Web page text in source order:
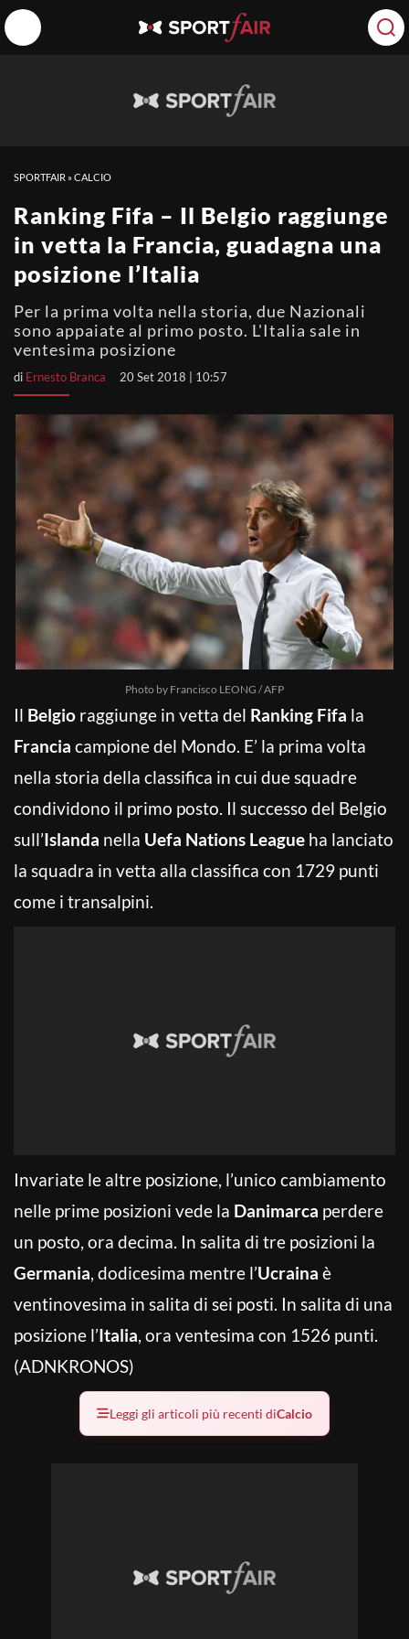
SPORTFAIR »CALCIO
Ranking Fifa – Il Belgio raggiunge
in vetta la Francia, guadagna una
posizione l’Italia
Per la prima volta nella storia, due Nazionali
sono appaiate al primo posto. L'Italia sale in
ventesima posizione
di Ernesto Branca 20 Set 2018 | 10:57
Photo by Francisco LEONG / AFP
Il Belgio raggiunge in vetta del Ranking Fifa la
Francia campione del Mondo. E’ la prima volta
nella storia della classifica in cui due squadre
condividono il primo posto. Il successo del Belgio
sull’Islanda nella Uefa Nations League ha lanciato
la squadra in vetta alla classifica con 1729 punti
come i transalpini.
Invariate le altre posizione, l’unico cambiamento
nelle prime posizioni vede la Danimarca perdere
un posto, ora decima. In salita di tre posizioni la
Germania, dodicesima mentre l’Ucraina è
ventinovesima in salita di sei posti. In salita di una
posizione l’Italia, ora ventesima con 1526 punti.
(ADNKRONOS)
Leggi gli articoli più recenti diCalcio